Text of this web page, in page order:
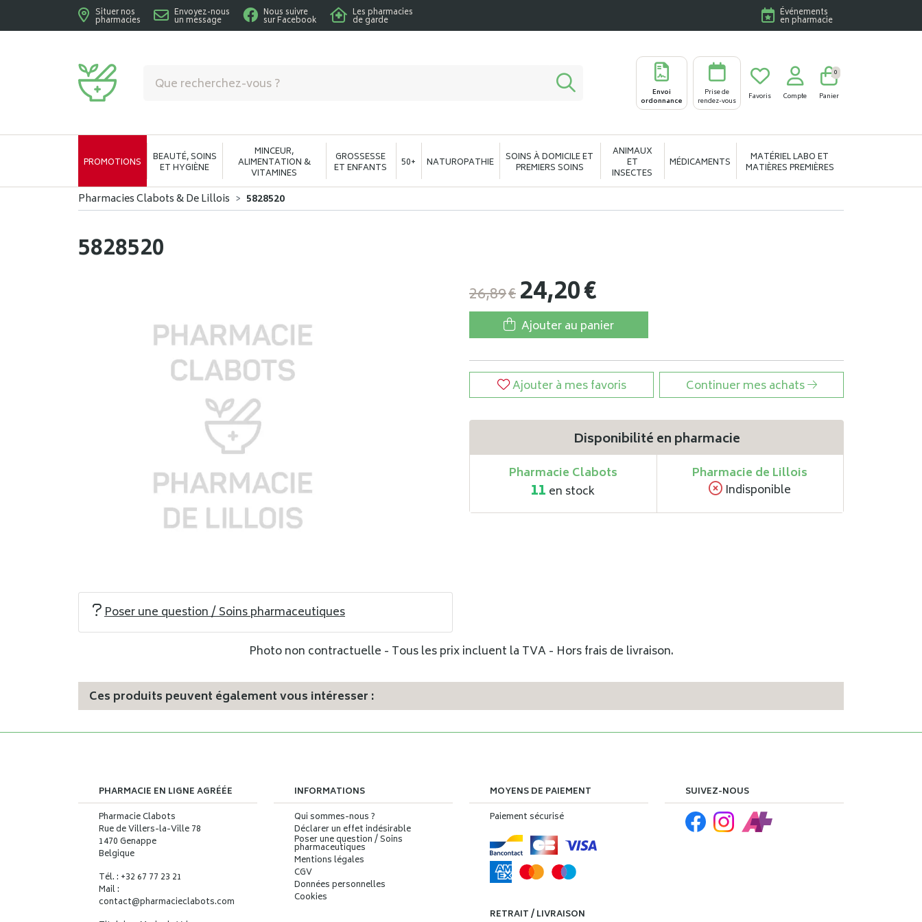
Situer nos
pharmacies
Envoyez-nous
un message
Nous suivre
sur Facebook
Les pharmacies
de garde
Événements
en pharmacie
Envoi
ordonnance
Prise de
rendez-vous
Favoris Compte Panier
0
PROMOTIONS BEAUTÉ, SOINS
ET HYGIÈNE
MINCEUR,
ALIMENTATION &
VITAMINES
GROSSESSE
ET ENFANTS 50+ NATUROPATHIE SOINS À DOMICILE ET
PREMIERS SOINS
ANIMAUX
ET
INSECTES
MÉDICAMENTS MATÉRIEL LABO ET
MATIÈRES PREMIÈRES
Pharmacies Clabots & De Lillois 5828520
5828520
26,89€24,20€
Ajouter au panier
Ajouter à mes favoris Continuer mes achats
Disponibilité en pharmacie
Pharmacie Clabots
11 en stock
Pharmacie de Lillois
Indisponible
Poser une question / Soins pharmaceutiques
Photo non contractuelle - Tous les prix incluent la TVA - Hors frais de livraison.
Ces produits peuvent également vous intéresser :
PHARMACIE EN LIGNE AGRÉÉE
Pharmacie Clabots
Rue de Villers-la-Ville 78
1470 Genappe
Belgique
Tél. : +32 67 77 23 21
Mail :
contact@pharmacieclabots.com
INFORMATIONS
Qui sommes-nous ?
Déclarer un effet indésirable
Poser une question / Soins
pharmaceutiques
Mentions légales
CGV
Données personnelles
Cookies
MOYENS DE PAIEMENT
Paiement sécurisé
RETRAIT / LIVRAISON
SUIVEZ-NOUS